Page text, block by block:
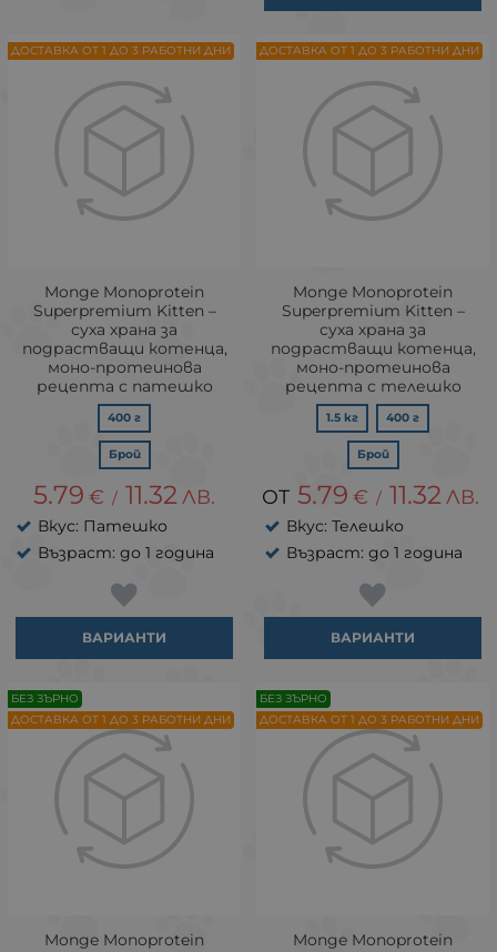
Monge Monoprotein
Superpremium Kitten –
суха храна за
подрастващи котенца,
моно-протеинова
рецепта с патешко
400 г
Брой
5.79 € / 11.32 ЛВ.
Вкус: Патешко
Възраст: до 1 година
ВАРИАНТИ
ДОСТАВКА ОТ 1 ДО 3 РАБОТНИ ДНИ
Monge Monoprotein
Superpremium Kitten –
суха храна за
подрастващи котенца,
моно-протеинова
рецепта с телешко
1.5 кг 400 г
Брой
5.79 € / 11.32 ЛВ.
Вкус: Телешко
Възраст: до 1 година
ВАРИАНТИ
ДОСТАВКА ОТ 1 ДО 3 РАБОТНИ ДНИ
Monge Monoprotein
БЕЗ ЗЪРНО
ДОСТАВКА ОТ 1 ДО 3 РАБОТНИ ДНИ
Monge Monoprotein
БЕЗ ЗЪРНО
ДОСТАВКА ОТ 1 ДО 3 РАБОТНИ ДНИ